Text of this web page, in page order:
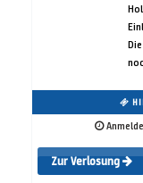
Zur Verlosung